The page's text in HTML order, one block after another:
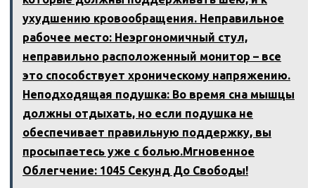
ухудшению кровообращения. Неправильное
рабочее место: Неэргономичный стул,
неправильно расположенный монитор – все
это способствует хроническому напряжению.
Неподходящая подушка: Во время сна мышцы
должны отдыхать, но если подушка не
обеспечивает правильную поддержку, вы
просыпаетесь уже с болью.Мгновенное
Облегчение: 1045 Секунд До Свободы!